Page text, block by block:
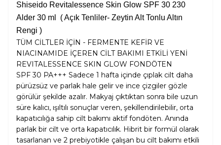
Shiseido Revitalessence Skin Glow SPF 30 230
Alder 30 ml ( Açık Tenliler- Zeytin Alt Tonlu Altın
Rengi )
TÜM CİLTLER İÇİN - FERMENTE KEFİR VE
NIACINAMIDE İÇEREN CİLT BAKIMI ETKİLİ YENİ
REVITALESSENCE SKIN GLOW FONDÖTEN
SPF 30 PA+++ Sadece 1 hafta içinde çıplak cilt daha
pürüzsüz ve parlak hale gelir ve ince çizgiler gözle
görülür şekilde azalır. Makyaj çıktıktan sonra bile uzun
süre kalıcı, ışıltılı sonuçlar veren, şekillendirilebilir, orta
kapatıcılığa sahip cilt bakımı aktif fondöten. Anında
parlak bir cilt ve orta kapatıcılık. Hibrit bir formül olarak
tasarlanan ve 2 prebiyotikle çalışan bu cilt bakımı etkili